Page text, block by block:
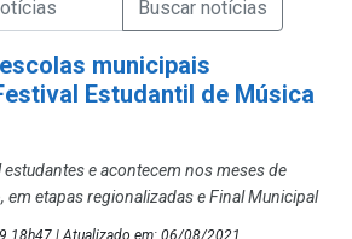
municipais
Estudantil de Música
e acontecem nos meses de
etapas regionalizadas e Final Municipal
18h47 | Atualizado em: 06/08/2021